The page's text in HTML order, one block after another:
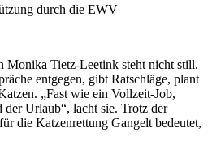
durch die EWV
Monika Tietz-Leetink steht nicht still.
entgegen, gibt Ratschläge, plant
„Fast wie ein Vollzeit-Job,
Urlaub“, lacht sie. Trotz der
die Katzenrettung Gangelt bedeutet,